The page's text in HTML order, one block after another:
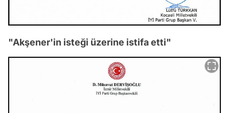
"Akşener'in isteği üzerine istifa etti"